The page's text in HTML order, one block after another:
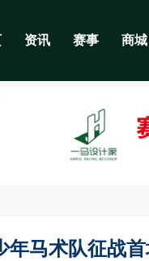
资讯 赛事 商城
年马术队征战